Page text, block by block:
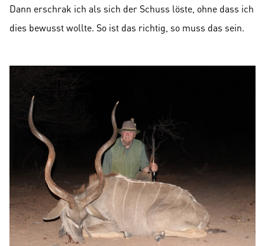
Dann erschrak ich als sich der Schuss löste, ohne dass ich
dies bewusst wollte. So ist das richtig, so muss das sein.